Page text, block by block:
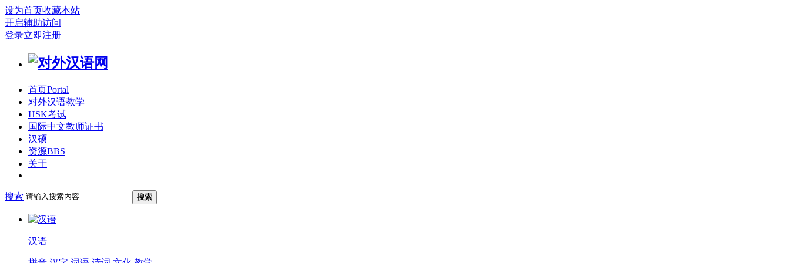
设为首页收藏本站
开启辅助访问
登录立即注册
首页Portal
对外汉语教学
HSK考试
国际中文教师证书
汉硕
资源BBS
关于
搜索 搜索
汉语